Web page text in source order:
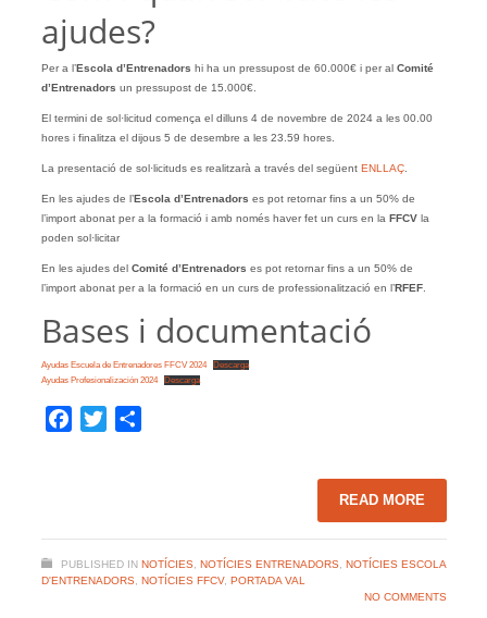
ajudes?
Per a l’Escola d’Entrenadors hi ha un pressupost de 60.000€ i per al Comité
d’Entrenadors un pressupost de 15.000€.
El termini de sol·licitud comença el dilluns 4 de novembre de 2024 a les 00.00
hores i finalitza el dijous 5 de desembre a les 23.59 hores.
La presentació de sol·licituds es realitzarà a través del següent ENLLAÇ.
En les ajudes de l’Escola d’Entrenadors es pot retornar fins a un 50% de
l’import abonat per a la formació i amb només haver fet un curs en la FFCV la
poden sol·licitar
En les ajudes del Comité d’Entrenadors es pot retornar fins a un 50% de
l’import abonat per a la formació en un curs de professionalització en l’RFEF.
Bases i documentació
Ayudas Escuela de Entrenadores FFCV 2024
Descarga
Ayudas Profesionalización 2024
Descarga
Facebook
Twitter
READ MORE
PUBLISHED IN NOTÍCIES, NOTÍCIES ENTRENADORS, NOTÍCIES ESCOLA
D'ENTRENADORS, NOTÍCIES FFCV, PORTADA VAL
NO COMMENTS